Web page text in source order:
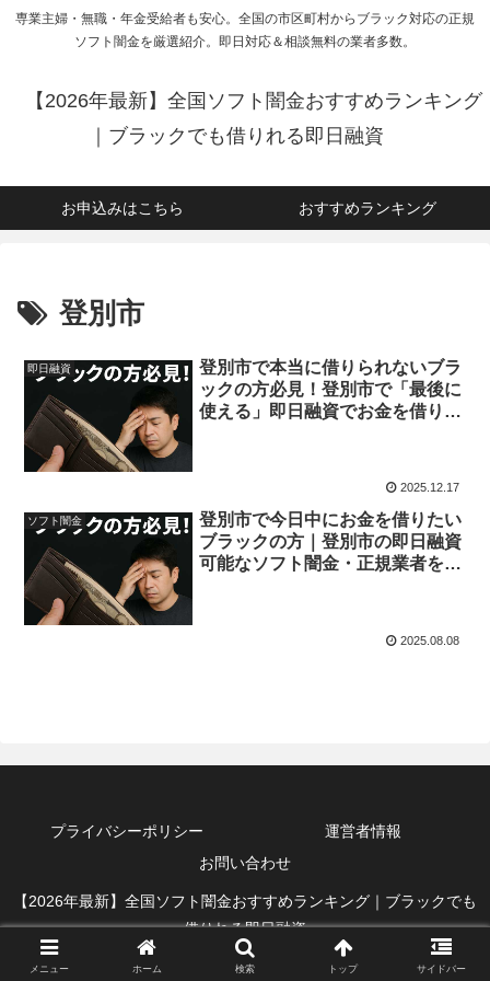
専業主婦・無職・年金受給者も安心。全国の市区町村からブラック対応の正規
ソフト闇金を厳選紹介。即日対応＆相談無料の業者多数。
【2026年最新】全国ソフト闇金おすすめランキング
｜ブラックでも借りれる即日融資
お申込みはこちら おすすめランキング
登別市
即日融資
登別市で本当に借りられないブラ
ックの方必見！登別市で「最後に
使える」即日融資でお金を借りる
2025.12.17
ソフト闇金
登別市で今日中にお金を借りたい
ブラックの方｜登別市の即日融資
可能なソフト闇金・正規業者を紹
2025.08.08
プライバシーポリシー
運営者情報
お問い合わせ
【2026年最新】全国ソフト闇金おすすめランキング｜ブラックでも
借りれる即日融資
メニュー ホーム 検索 トップ サイドバー